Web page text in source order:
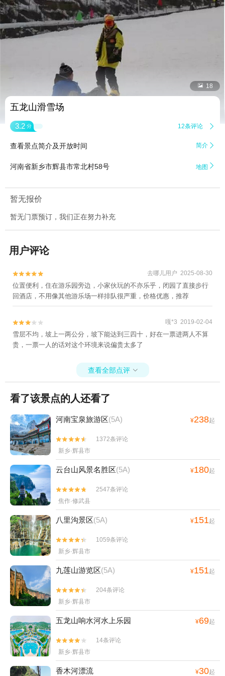
 18
五龙山滑雪场
3.2 分 12条评论 
查看景点简介及开放时间 简介 
河南省新乡市辉县市常北村58号 地图 
暂无报价
暂无门票预订，我们正在努力补充
用户评论

 去哪儿用户 2025-08-30
位置便利，住在游乐园旁边，小家伙玩的不亦乐乎，闭园了直接步行
回酒店，不用像其他游乐场一样排队很严重，价格优惠，推荐

 嘎*3 2019-02-04
雪层不均，坡上一两公分，坡下能达到三四十，好在一票进两人不算
贵，一票一人的话对这个环境来说偏贵太多了
查看全部点评 
看了该景点的人还看了
河南宝泉旅游区(5A) ¥238起


1372条评论
新乡·辉县市
云台山风景名胜区(5A) ¥180起


2547条评论
焦作·修武县
八里沟景区(5A) ¥151起


1059条评论
新乡·辉县市
九莲山游览区(5A) ¥151起


204条评论
新乡·辉县市
五龙山响水河水上乐园 ¥69起


14条评论
新乡·辉县市
香木河漂流 ¥30起
